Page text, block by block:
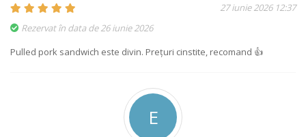
27 iunie 2026 12:37
Rezervat în data de 26 iunie 2026
Pulled pork sandwich este divin. Prețuri cinstite, recomand 👍
E